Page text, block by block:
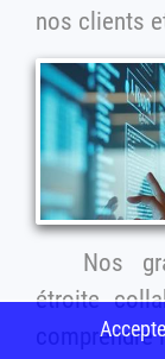
nos clients
Nos graphistes
étroite
comprendre